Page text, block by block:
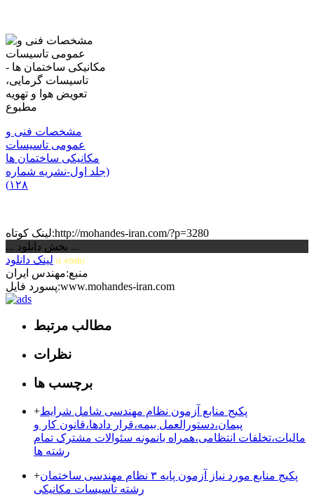
مشخصات فنی و
عمومی تاسیسات
مکانیکی ساختمان ها
(جلد اول-نشریه شماره
۱۲۸)
لینک کوتاه:http://mohandes-iran.com/?p=3280
... بخش دانلود ...
لینک دانلود
(1.43MB)
منبع:مهندس ایران
پسورد فایل:www.mohandes-iran.com
مطالب مرتبط
نظرات
برچسب ها
+پکیج منابع آزمون نظام مهندسی شامل شرایط
پیمان،دستورالعمل بیمه،قرار دادها،قانون کار و
مالیات،تخلفات انتظامی،همراه بانمونه سئوالات مشترک تمام
رشته ها
+پکیج منابع مورد نیاز آزمون پایه ۳ نظام مهندسی ساختمان
رشته تاسیسات مکانیکی